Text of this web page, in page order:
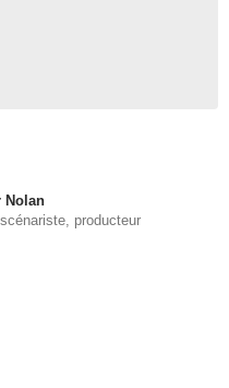
Nolan
producteur